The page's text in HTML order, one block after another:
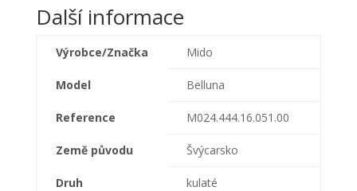
Další informace
Výrobce/Značka Mido
Model Belluna
Reference M024.444.16.051.00
Země původu Švýcarsko
Druh kulaté